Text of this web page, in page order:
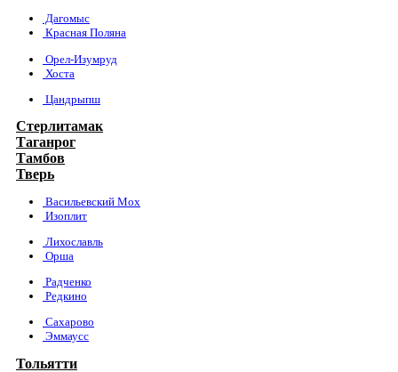
Дагомыс
Красная Поляна
Орел-Изумруд
Хоста
Цандрыпш
Стерлитамак
Таганрог
Тамбов
Тверь
Васильевский Мох
Изоплит
Лихославль
Орша
Радченко
Редкино
Сахарово
Эммаусс
Тольятти